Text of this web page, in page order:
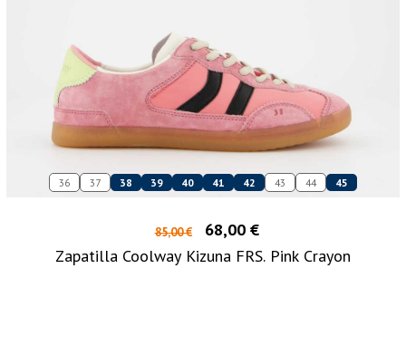
36 37 38 39 40 41 42 43 44 45
85,00 €
68,00 €
Zapatilla Coolway Kizuna FRS. Pink Crayon